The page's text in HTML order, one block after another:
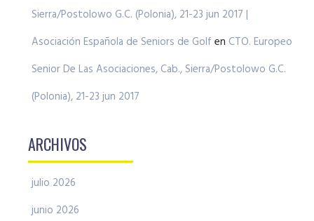
Sierra/Postolowo G.C. (Polonia), 21-23 jun 2017 |
Asociación Española de Seniors de Golf en CTO. Europeo
Senior De Las Asociaciones, Cab., Sierra/Postolowo G.C.
(Polonia), 21-23 jun 2017
ARCHIVOS
julio 2026
junio 2026